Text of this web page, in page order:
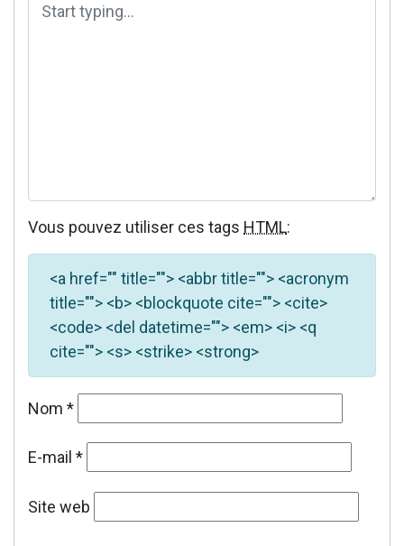
Vous pouvez utiliser ces tags HTML:
<a href="" title=""> <abbr title=""> <acronym
title=""> <b> <blockquote cite=""> <cite>
<code> <del datetime=""> <em> <i> <q
cite=""> <s> <strike> <strong>
Nom *
E-mail *
Site web